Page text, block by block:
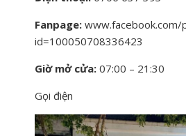
Fanpage: www.facebook.com/
id=100050708336423
Giờ mở cửa: 07:00 – 21:30
Gọi điện